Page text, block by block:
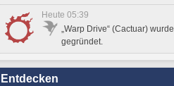
Heute 05:39
„Warp Drive“ (Cactuar) wurde
gegründet.
Entdecken